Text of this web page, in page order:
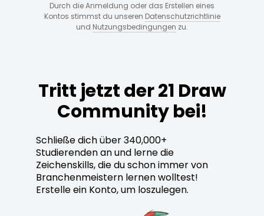
Durch die Anmeldung oder das Erstellen eines
Kontos stimmst du unseren Datenschutzrichtlinie
und Nutzungsbedingungen zu.
Tritt jetzt der 21 Draw
Community bei!
Schließe dich über 340,000+
Studierenden an und lerne die
Zeichenskills, die du schon immer von
Branchenmeistern lernen wolltest!
Erstelle ein Konto, um loszulegen.